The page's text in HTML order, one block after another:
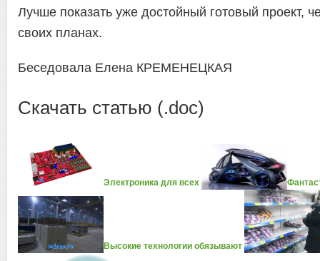
Лучше показать уже достойный готовый проект,
своих планах.
Беседовала Елена КРЕМЕНЕЦКАЯ
Скачать статью (.doc)
Электроника для всех
Высокие технологии обязывают